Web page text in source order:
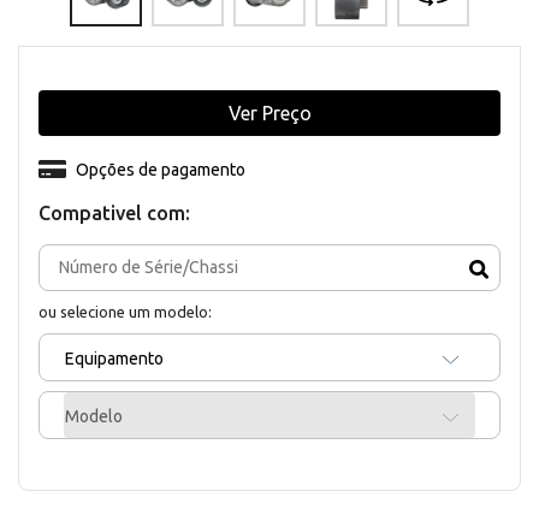
Compativel com:
ou selecione um modelo:
Equipamento
Modelo
Opções de pagamento
Ver Preço